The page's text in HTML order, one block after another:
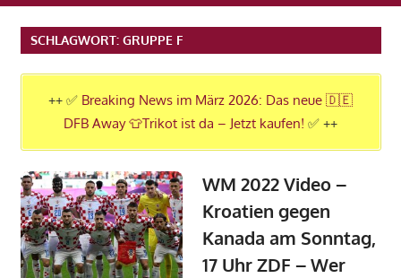
2022
FIFA
Fußball
WM
SCHLAGWORT: GRUPPE F
++ ✅ Breaking News im März 2026: Das neue 🇩🇪
DFB Away 👕Trikot ist da – Jetzt kaufen! ✅ ++
WM 2022 Video –
Kroatien gegen
Kanada am Sonntag,
17 Uhr ZDF – Wer